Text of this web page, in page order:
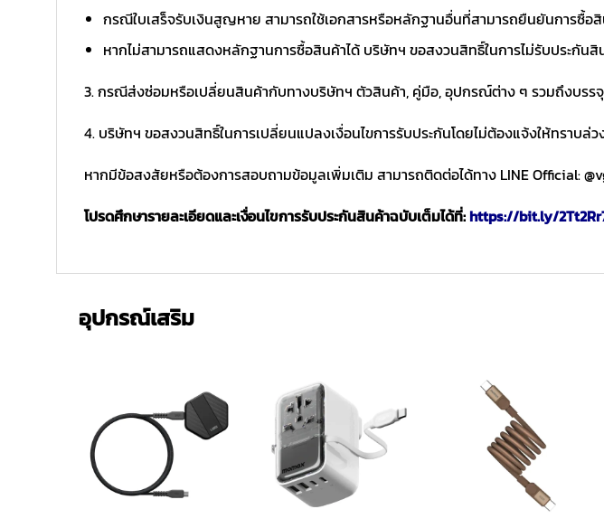
กรณีใบเสร็จรับเงินสูญหาย สามารถใช้เอกสารหรือหลักฐานอื่นที่สามารถยืนยันการซื้อ
หากไม่สามารถแสดงหลักฐานการซื้อสินค้าได้ บริษัทฯ ขอสงวนสิทธิ์ในการไม่รับประกัน
3. กรณีส่งซ่อมหรือเปลี่ยนสินค้ากับทางบริษัทฯ ตัวสินค้า, คู่มือ, อุปกรณ์ต่าง ๆ รวมถึงบ
4. บริษัทฯ ขอสงวนสิทธิ์ในการเปลี่ยนแปลงเงื่อนไขการรับประกันโดยไม่ต้องแจ้งให้ทราบล่ว
หากมีข้อสงสัยหรือต้องการสอบถามข้อมูลเพิ่มเติม สามารถติดต่อได้ทาง LINE Official:
โปรดศึกษารายละเอียดและเงื่อนไขการรับประกันสินค้าฉบับเต็มได้ที่:https://bit.ly/
อุปกรณ์เสริม